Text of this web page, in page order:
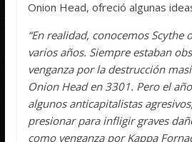
Onion Head, ofreció algunas
“En realidad, conocemos Scythe
varios años. Siempre estaban
venganza por la destrucción
Onion Head en 3301. Pero el
algunos anticapitalistas
presionar para infligir graves
como venganza por Kappa